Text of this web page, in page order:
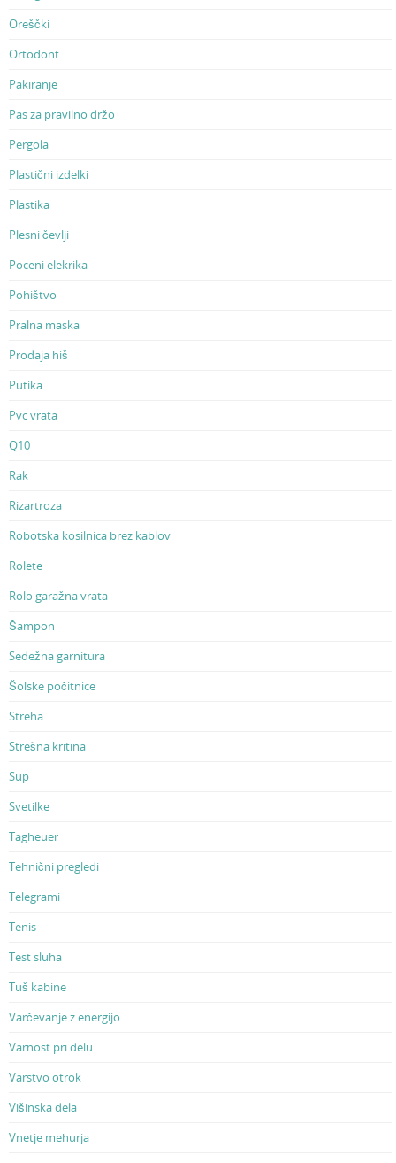
Oreščki
Ortodont
Pakiranje
Pas za pravilno držo
Pergola
Plastični izdelki
Plastika
Plesni čevlji
Poceni elekrika
Pohištvo
Pralna maska
Prodaja hiš
Putika
Pvc vrata
Q10
Rak
Rizartroza
Robotska kosilnica brez kablov
Rolete
Rolo garažna vrata
Šampon
Sedežna garnitura
Šolske počitnice
Streha
Strešna kritina
Sup
Svetilke
Tagheuer
Tehnični pregledi
Telegrami
Tenis
Test sluha
Tuš kabine
Varčevanje z energijo
Varnost pri delu
Varstvo otrok
Višinska dela
Vnetje mehurja